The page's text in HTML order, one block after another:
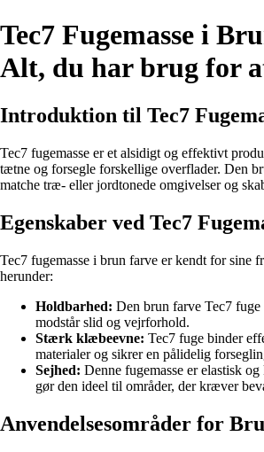
Tec7 Fugemasse i
Alt, du har brug for
Introduktion til Tec7
Tec7 fugemasse er et alsidigt og effektivt
tætne og forsegle forskellige overflader. Den
matche træ- eller jordtonede omgivelser og
Egenskaber ved Tec7
Tec7 fugemasse i brun farve er kendt for sine
herunder:
Holdbarhed: Den brun farve Tec7
modstår slid og vejrforhold.
Stærk klæbeevne: Tec7 fuge binder
materialer og sikrer en pålidelig
Sejhed: Denne fugemasse er elastisk
gør den ideel til områder, der kræver
Anvendelsesområder for